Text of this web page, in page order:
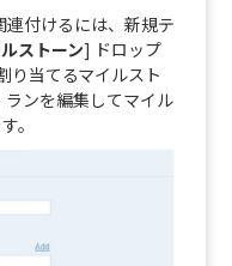
連付けるには、新規テ
ストーン] ドロップ
り当てるマイルスト
ンを編集してマイル
。